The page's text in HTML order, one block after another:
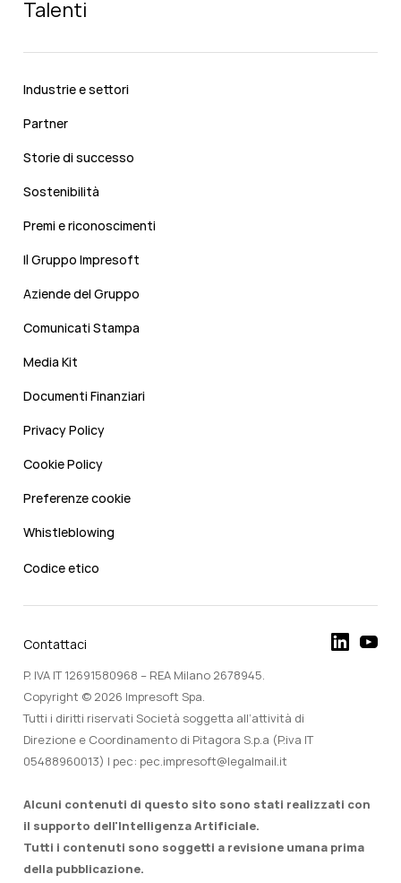
Talenti
Industrie e settori
Partner
Storie di successo
Sostenibilità
Premi e riconoscimenti
Il Gruppo Impresoft
Aziende del Gruppo
Comunicati Stampa
Media Kit
Documenti Finanziari
Privacy Policy
Cookie Policy
Preferenze cookie
Whistleblowing
Codice etico
Contattaci
P. IVA IT 12691580968 – REA Milano 2678945.
Copyright © 2026 Impresoft Spa.
Tutti i diritti riservati Società soggetta all’attività di
Direzione e Coordinamento di Pitagora S.p.a (P.iva IT
05488960013) | pec: pec.impresoft@legalmail.it
Alcuni contenuti di questo sito sono stati realizzati con
il supporto dell'Intelligenza Artificiale.
Tutti i contenuti sono soggetti a revisione umana prima
della pubblicazione.